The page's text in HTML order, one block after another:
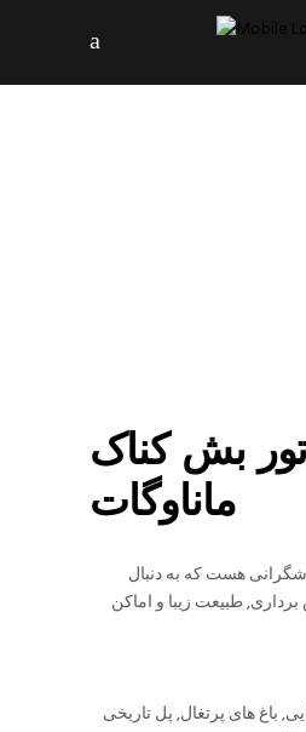
بش کناک
ماناوگات
هست که به دنبال
طبیعت زیبا و اماکن
باغ های پرتغال, پل تاریخی